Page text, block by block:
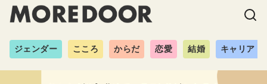
ジェンダー こころ からだ 恋愛 結婚 キャリア